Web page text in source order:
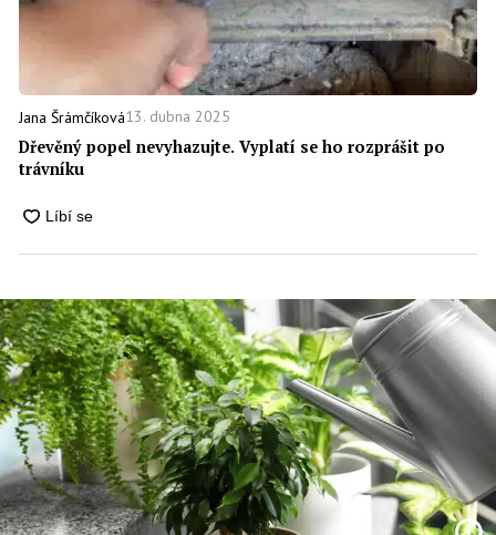
Jana Šrámčíková13. dubna 2025
Dřevěný popel nevyhazujte. Vyplatí se ho rozprášit po
trávníku